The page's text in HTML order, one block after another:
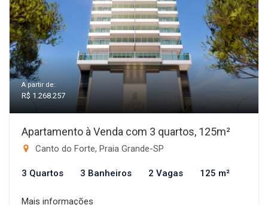
A partir de:
R$ 1.268.257
Apartamento à Venda com 3 quartos, 125m²
Canto do Forte, Praia Grande-SP
3 Quartos 3 Banheiros 2 Vagas 125 m²
Mais informações